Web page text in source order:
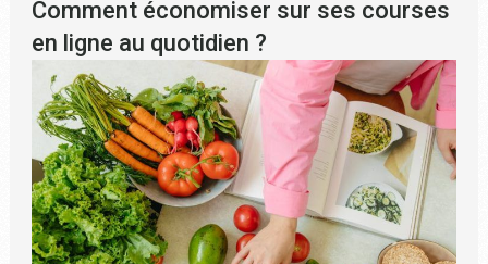
Comment économiser sur ses courses
en ligne au quotidien ?